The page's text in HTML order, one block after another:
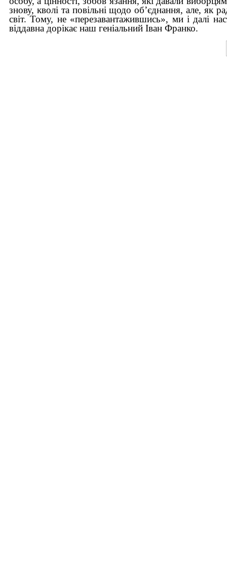
знову, кволі та повільні щодо об’єднання, але, як
світ. Тому, не «перезавантажившись», ми і далі
віддавна дорікає наш геніальний Іван Франко.